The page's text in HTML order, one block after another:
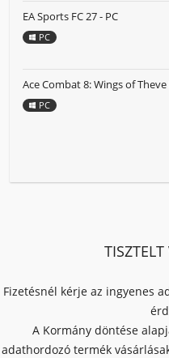
EA Sports FC 27 - PC
PC
Ace Combat 8: Wings of
PC
Fizetésnél kérje az ingyenes
A Kormány döntése
adathordozó termék